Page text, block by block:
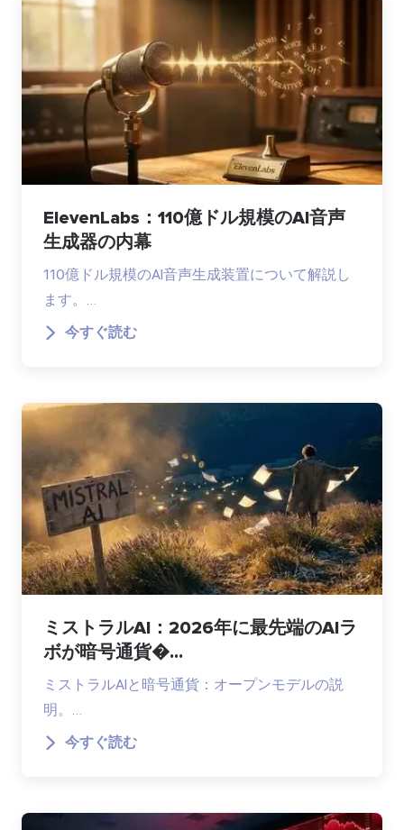
ElevenLabs：110億ドル規模のAI音声
生成器の内幕
110億ドル規模のAI音声生成装置について解説し
ます。…
今すぐ読む
ミストラルAI：2026年に最先端のAIラ
ボが暗号通貨�...
ミストラルAIと暗号通貨：オープンモデルの説
明。…
今すぐ読む